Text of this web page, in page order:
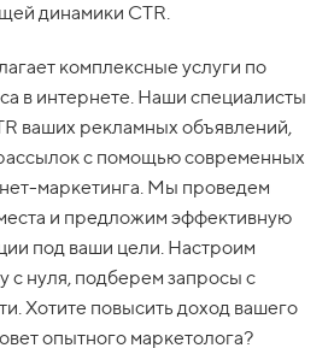
динамики CTR.
комплексные услуги по
в интернете. Наши специалисты
ваших рекламных объявлений,
с помощью современных
маркетинга. Мы проведем
и предложим эффективную
под ваши цели. Настроим
с нуля, подберем запросы с
Хотите повысить доход вашего
опытного маркетолога?